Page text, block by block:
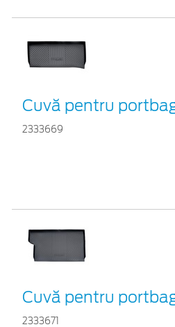
Cuvă pentru
2333669
Cuvă pentru
2333671